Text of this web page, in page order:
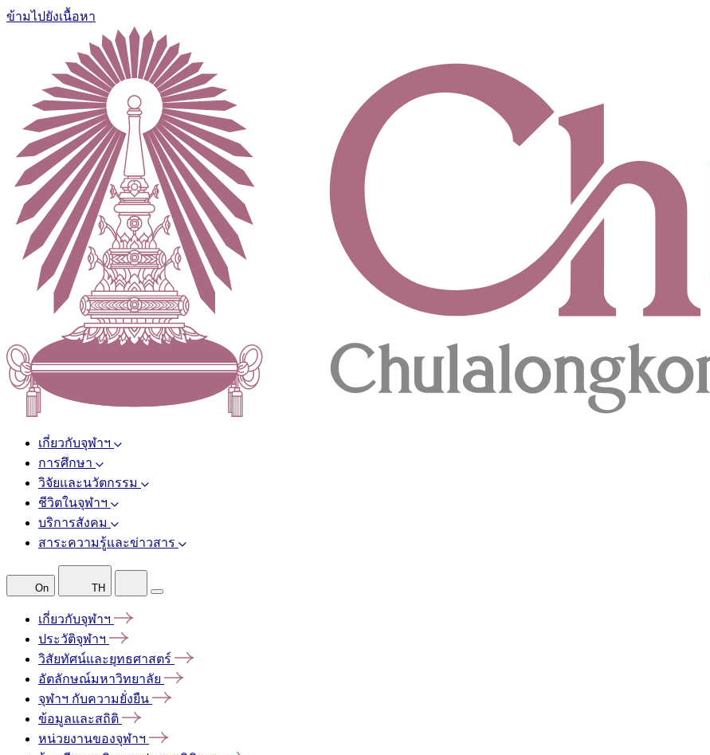
ข้ามไปยังเนื้อหา
เกี่ยวกับจุฬาฯ
การศึกษา
วิจัยและนวัตกรรม
ชีวิตในจุฬาฯ
บริการสังคม
สาระความรู้และข่าวสาร
On TH
เกี่ยวกับจุฬาฯ
ประวัติจุฬาฯ
วิสัยทัศน์และยุทธศาสตร์
อัตลักษณ์มหาวิทยาลัย
จุฬาฯ กับความยั่งยืน
ข้อมูลและสถิติ
หน่วยงานของจุฬาฯ